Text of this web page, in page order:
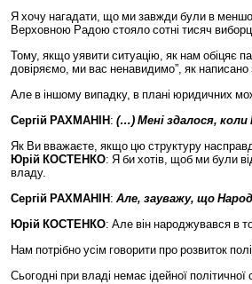
Я хочу нагадати, що ми завжди були в
Верховною Радою стояло сотні тисяч
Тому, якщо уявити ситуацію, як нам обіцяє
довіряємо, ми вас ненавидимо”, як написано
Але в іншому випадку, в плані юридичних
Сергій РАХМАНІН : (…) Мені здалося, коли
Як Ви вважаєте, якщо цю структуру
Юрій КОСТЕНКО: Я би хотів, щоб ми були
владу.
Сергій РАХМАНІН : Але, зауважу, що
Юрій КОСТЕНКО: Але він народжувався в
Нам потрібно усім говорити про розвиток
Сьогодні при владі немає ідейної політичної